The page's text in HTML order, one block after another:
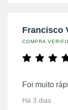
Francisco
COMPRA
Foi muito
Há 3 dias